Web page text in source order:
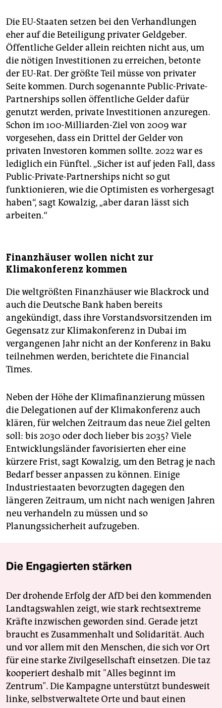
Die EU-Staaten setzen bei den Verhandlungen
eher auf die Beteiligung privater Geldgeber.
Öffentliche Gelder allein reichten nicht aus, um
die nötigen Investitionen zu erreichen, betonte
der EU-Rat. Der größte Teil müsse von privater
Seite kommen. Durch sogenannte Public-Private-
Partnerships sollen öffentliche Gelder dafür
genutzt werden, private Investitionen anzuregen.
Schon im 100-Milliarden-Ziel von 2009 war
vorgesehen, dass ein Drittel der Gelder von
privaten Investoren kommen sollte. 2022 war es
lediglich ein Fünftel. „Sicher ist auf jeden Fall, dass
Public-Private-Partnerships nicht so gut
funktionieren, wie die Optimisten es vorhergesagt
haben“, sagt Kowalzig, „aber daran lässt sich
arbeiten.“
Finanzhäuser wollen nicht zur
Klimakonferenz kommen
Die weltgrößten Finanzhäuser wie Blackrock und
auch die Deutsche Bank haben bereits
angekündigt, dass ihre Vorstandsvorsitzenden im
Gegensatz zur Klimakonferenz in Dubai im
vergangenen Jahr nicht an der Konferenz in Baku
teilnehmen werden, berichtete die Financial
Times.
Neben der Höhe der Klimafinanzierung müssen
die Delegationen auf der Klimakonferenz auch
klären, für welchen Zeitraum das neue Ziel gelten
soll: bis 2030 oder doch lieber bis 2035? Viele
Entwicklungsländer favorisierten eher eine
kürzere Frist, sagt Kowalzig, um den Betrag je nach
Bedarf besser anpassen zu können. Einige
Industriestaaten bevorzugten dagegen den
längeren Zeitraum, um nicht nach wenigen Jahren
neu verhandeln zu müssen und so
Planungssicherheit aufzugeben.
Die Engagierten stärken
Der drohende Erfolg der AfD bei den kommenden
Landtagswahlen zeigt, wie stark rechtsextreme
Kräfte inzwischen geworden sind. Gerade jetzt
braucht es Zusammenhalt und Solidarität. Auch
und vor allem mit den Menschen, die sich vor Ort
für eine starke Zivilgesellschaft einsetzen. Die taz
kooperiert deshalb mit "Alles beginnt im
Zentrum". Die Kampagne unterstützt bundesweit
linke, selbstverwaltete Orte und baut einen